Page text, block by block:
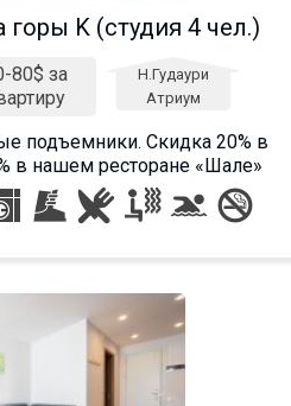
горы K (студия 4 чел.)
80$ за
Н.Гудаури
Атриум
подъемники. Cкидка 20% в
в нашем ресторане «Шале»